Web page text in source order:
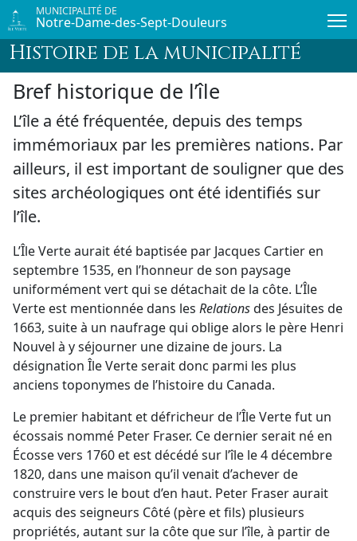
Passer au contenu principal
MUNICIPALITÉ DE
Notre-Dame-des-Sept-Douleurs
Histoire de la municipalité
Bref historique de l’île
L’île a été fréquentée, depuis des temps
immémoriaux par les premières nations. Par
ailleurs, il est important de souligner que des
sites archéologiques ont été identifiés sur
l’île.
L’Île Verte aurait été baptisée par Jacques Cartier en
septembre 1535, en l’honneur de son paysage
uniformément vert qui se détachait de la côte. L’Île
Verte est mentionnée dans les Relationsdes Jésuites de
1663, suite à un naufrage qui oblige alors le père Henri
Nouvel à y séjourner une dizaine de jours. La
désignation Île Verte serait donc parmi les plus
anciens toponymes de l’histoire du Canada.
Le premier habitant et défricheur de l’Île Verte fut un
écossais nommé Peter Fraser. Ce dernier serait né en
Écosse vers 1760 et est décédé sur l’île le 4 décembre
1820, dans une maison qu’il venait d’achever de
construire vers le bout d’en haut. Peter Fraser aurait
acquis des seigneurs Côté (père et fils) plusieurs
propriétés, autant sur la côte que sur l’île, à partir de